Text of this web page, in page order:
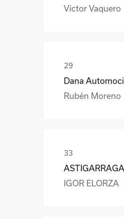
Víctor Vaquero
Rubén Moreno
IGOR ELORZA